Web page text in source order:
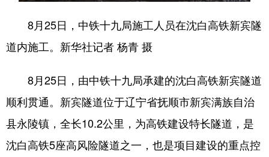
浙江 安徽 福建 江西
山东 河南
四川 贵州 云南 西藏
陕西 甘肃 青海 宁夏
新疆 内蒙古 黑龙江
8月25日，中铁十九局施工人员在沈白高铁新宾隧
道内施工。新华社记者 杨青 摄
8月25日，由中铁十九局承建的沈白高铁新宾隧道
顺利贯通。新宾隧道位于辽宁省抚顺市新宾满族自治
县永陵镇，全长10.2公里，为高铁建设特长隧道，是
沈白高铁5座高风险隧道之一，也是项目建设的重点控